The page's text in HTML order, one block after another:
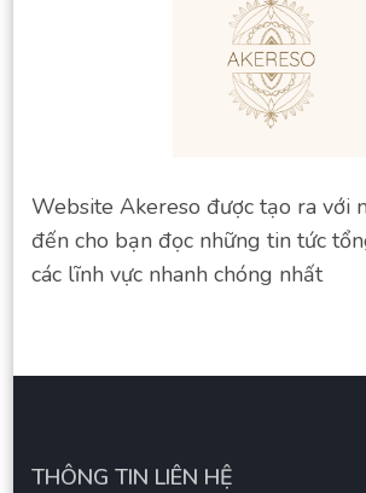
Website Akereso được tạo ra với
đến cho bạn đọc những tin tức
các lĩnh vực nhanh chóng nhất
THÔNG TIN LIÊN HỆ